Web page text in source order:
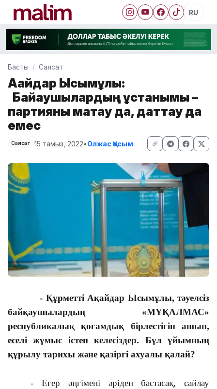
RU
Басты Саясат
Ақайдар Ысымұлы:
Байқаушылардың ұстанымы –
партияны мақтау да, даттау да
емес
Саясат 15 тамыз, 2022•Олжас Қасым
- Құрметті Ақайдар Ысымұлы, тәуелсіз
байқаушылардың «МҰҚАЛМАС»
республикалық қоғамдық бірлестігін ашып,
еселі жұмыс істеп келесіздер. Бұл ұйымның
құрылу тарихы және қазіргі ахуалы қалай?
- Егер әңгімені әріден бастасақ, сайлау